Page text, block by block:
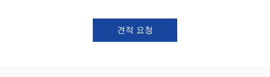
견적 요청